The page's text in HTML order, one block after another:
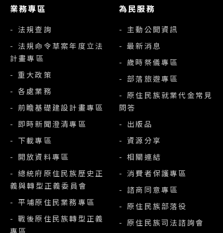
業務專區
- 法規查詢
- 法規命令草案年度立法
計畫專區
- 重大政策
- 各處業務
- 前瞻基礎建設計畫專區
- 即時新聞澄清專區
- 下載專區
- 開放資料專區
- 總統府原住民族歷史正
義與轉型正義委員會
- 平埔原住民業務專區
- 戰後原住民族轉型正義
專區
為民服務
- 主動公開資訊
- 最新消息
- 歲時祭儀專區
- 部落旅遊專區
- 原住民族就業代金常見
問答
- 出版品
- 資源分享
- 相關連結
- 消費者保護專區
- 諮商同意專區
- 原住民族部落役
- 原住民族司法諮詢會